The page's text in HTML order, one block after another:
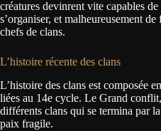
créatures devinrent vite capables
s’organiser, et malheureusement
chefs de clans.
L’histoire récente des clans
L’histoire des clans est composée
liées au 14e cycle. Le Grand
différents clans qui se termina par
paix fragile.